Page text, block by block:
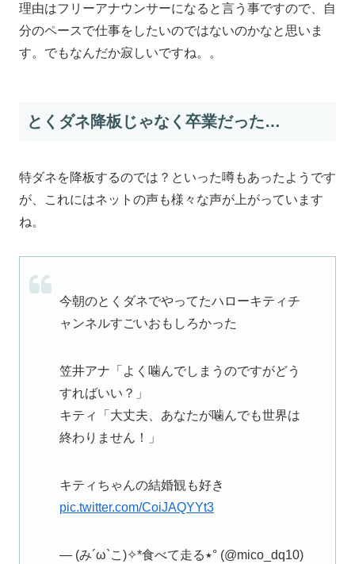
理由はフリーアナウンサーになると言う事ですので、自
分のペースで仕事をしたいのではないのかなと思いま
す。でもなんだか寂しいですね。。
とくダネ降板じゃなく卒業だった…
特ダネを降板するのでは？といった噂もあったようです
が、これにはネットの声も様々な声が上がっています
ね。
今朝のとくダネでやってたハローキティチ
ャンネルすごいおもしろかった
笠井アナ「よく噛んでしまうのですがどう
すればいい？」
キティ「大丈夫、あなたが噛んでも世界は
終わりません！」
キティちゃんの結婚観も好き
pic.twitter.com/CoiJAQYYt3
— (み´ω`こ)✧*食べて走る٭° (@mico_dq10)